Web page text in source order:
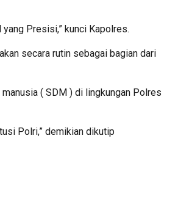
Presisi,” kunci Kapolres.
secara rutin sebagai bagian dari
( SDM ) di lingkungan Polres
Polri,” demikian dikutip